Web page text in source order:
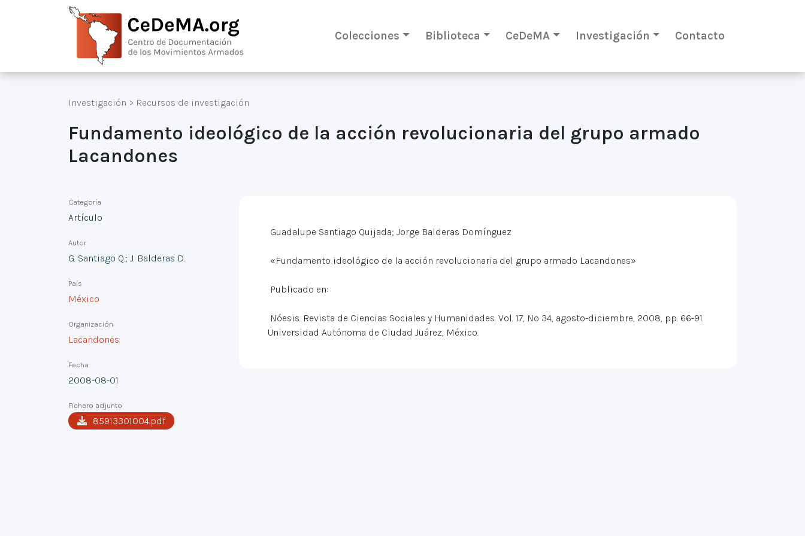
Colecciones Biblioteca CeDeMA Investigación Contacto
Investigación > Recursos de investigación
Fundamento ideológico de la acción revolucionaria del grupo armado
Lacandones
Categoría
Artículo
Autor
G. Santiago Q.; J. Balderas D.
País
México
Organización
Lacandones
Fecha
2008-08-01
Fichero adjunto
85913301004.pdf
Guadalupe Santiago Quijada; Jorge Balderas Domínguez
«Fundamento ideológico de la acción revolucionaria del grupo armado Lacandones»
Publicado en:
Nóesis. Revista de Ciencias Sociales y Humanidades. Vol. 17, Nº 34, agosto-diciembre, 2008, pp. 66-91.
Universidad Autónoma de Ciudad Juárez, México.